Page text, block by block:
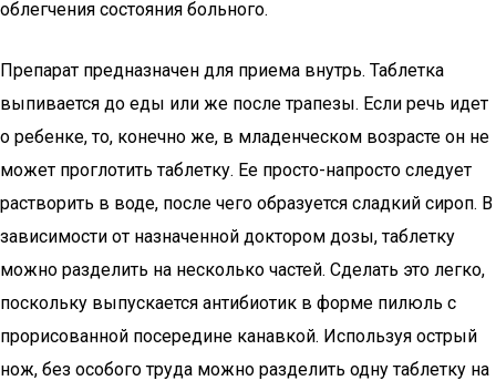
облегчения состояния больного.
Препарат предназначен для приема внутрь. Таблетка
выпивается до еды или же после трапезы. Если речь идет
о ребенке, то, конечно же, в младенческом возрасте он не
может проглотить таблетку. Ее просто-напросто следует
растворить в воде, после чего образуется сладкий сироп. В
зависимости от назначенной доктором дозы, таблетку
можно разделить на несколько частей. Сделать это легко,
поскольку выпускается антибиотик в форме пилюль с
прорисованной посередине канавкой. Используя острый
нож, без особого труда можно разделить одну таблетку на